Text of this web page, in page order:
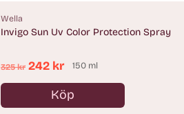
Wella
Invigo Sun Uv Color Protection Spray
Ordinarie
pris
325 kr 242 kr 150 ml
Köp
Antal